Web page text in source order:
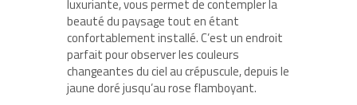
luxuriante, vous permet de contempler la
beauté du paysage tout en étant
confortablement installé. C’est un endroit
parfait pourobserver les couleurs
changeantes du ciel au crépuscule, depuis le
jaune doré jusqu’au rose flamboyant.